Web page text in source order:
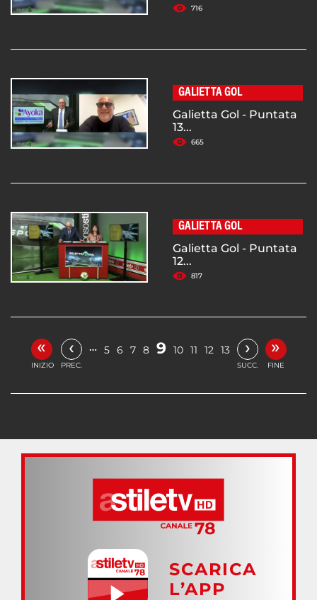
716
GALIETTA GOL
Galietta Gol - Puntata
13...
665
GALIETTA GOL
Galietta Gol - Puntata
12...
817
«
INIZIO
‹
PREC.
… 5 6 7 8 9 10 11 12 13 ›
SUCC.
»
FINE
SCARICA
L’APP